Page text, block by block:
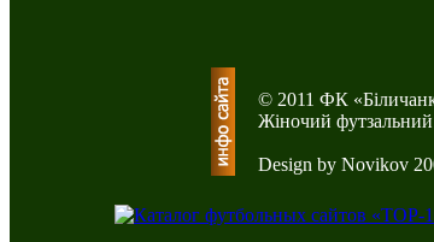
© 2011 ФК
Жіночий
Design by Novikov